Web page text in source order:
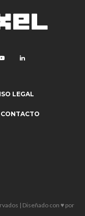
LEGAL
CONTACTO
| Diseñado con ♥ por